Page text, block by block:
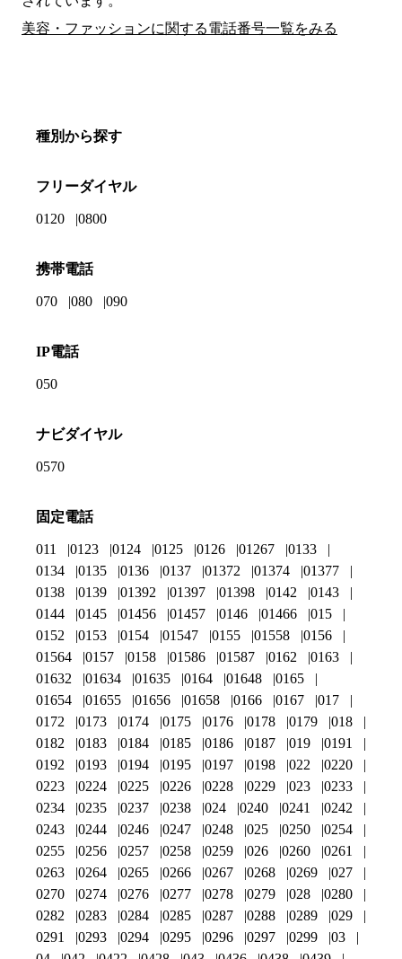
美容・ファッションに関する電話番号一覧をみる
種別から探す
フリーダイヤル
0120 0800
携帯電話
070 080 090
IP電話
050
ナビダイヤル
0570
固定電話
011 0123 0124 0125 0126 01267
0133
0134
0135 0136 0137 01372 01374
01377
0138
0139 01392 01397 01398 0142
0143
0144
0145 01456 01457 0146 01466
015
0152
0153 0154 01547 0155 01558
0156
01564
0157 0158 01586 01587 0162
0163
01632
01634 01635 0164 01648
0165
01654
01655 01656 01658 0166 0167
017
0172
0173 0174 0175 0176 0178 0179
018
0182
0183 0184 0185 0186 0187 019
0191
0192
0193 0194 0195 0197 0198 022
0220
0223
0224 0225 0226 0228 0229 023
0233
0234
0235 0237 0238 024 0240 0241
0242
0243
0244 0246 0247 0248 025 0250
0254
0255
0256 0257 0258 0259 026 0260
0261
0263
0264 0265 0266 0267 0268 0269
027
0270
0274 0276 0277 0278 0279 028
0280
0282
0283 0284 0285 0287 0288 0289
029
0291
0293 0294 0295 0296 0297 0299
03